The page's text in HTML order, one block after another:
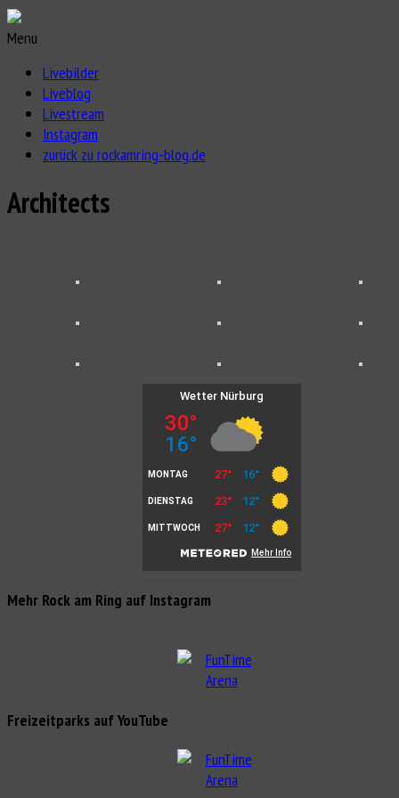
Menu
Livebilder
Liveblog
Livestream
Instagram
zurück zu rockamring-blog.de
Architects
Mehr Rock am Ring auf Instagram
Freizeitparks auf YouTube